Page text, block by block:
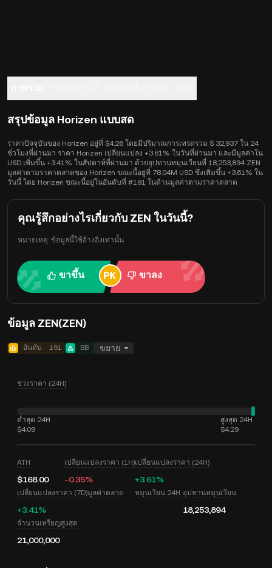
สรุปข้อมูล Horizen แบบสด
ราคาปัจจุบันของ Horizen อยู่ที่ $4.26 โดยมีปริมาณการเทรดรวม $ 32,937 ใน 24
ชั่วโมงที่ผ่านมา ราคา Horizen เปลี่ยนแปลง +3.61% ในวันที่ผ่านมา และมีมูลค่าใน
USD เพิ่มขึ้น +3.41% ในสัปดาห์ที่ผ่านมา ด้วยอุปทานหมุนเวียนที่ 18,253,894 ZEN
มูลค่าตามราคาตลาดของ Horizen ขณะนี้อยู่ที่ 78.04M USD ซึ่งเพิ่มขึ้น +3.61% ใน
วันนี้ โดย Horizen ขณะนี้อยู่ในอันดับที่ #191 ในด้านมูลค่าตามราคาตลาด
คุณรู้สึกอย่างไรเกี่ยวกับ ZEN ในวันนี้?
หมายเหตุ: ข้อมูลนี้ใช้อ้างอิงเท่านั้น
ขาขึ้น ขาลง
ข้อมูล ZEN(ZEN)
อันดับ 191 BB ขยาย
ช่วงราคา (24H)
ต่ำสุด 24H
$4.09
สูงสุด 24H
$4.29
ATH
$168.00
เปลี่ยนแปลงราคา (1H)
-0.35%
เปลี่ยนแปลงราคา (24H)
+3.61%
เปลี่ยนแปลงราคา (7D)
+3.41%
มูลค่าตลาด หมุนเวียน 24H อุปทานหมุนเวียน
18,253,894
จำนวนเหรียญสูงสุด
21,000,000